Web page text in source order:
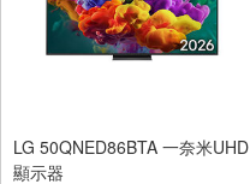
LG 50QNED86BTA 一奈米UHD
顯示器